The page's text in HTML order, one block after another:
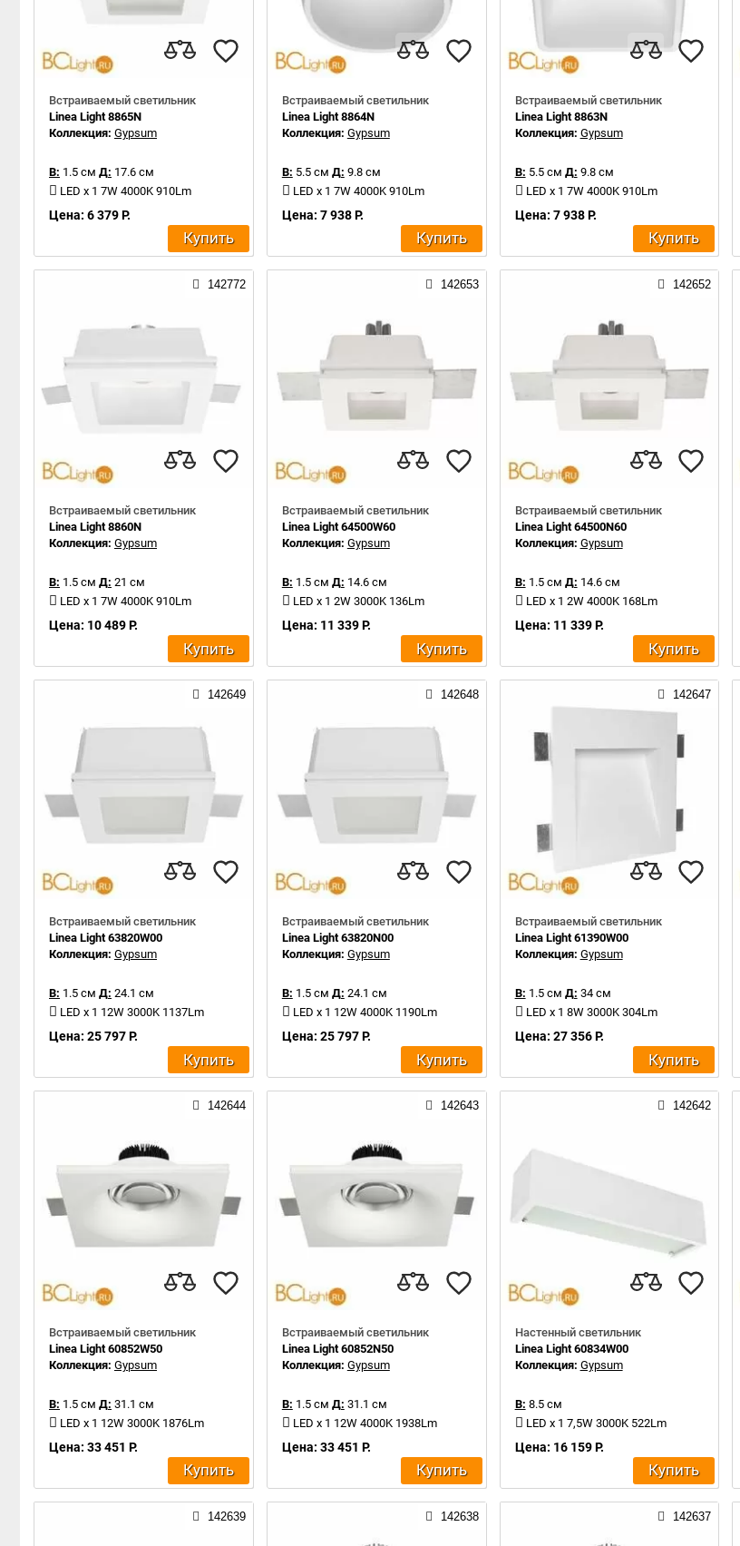
Встраиваемый светильник
Linea Light 8865N
Коллекция: Gypsum
В: 1.5 см Д: 17.6 см
LED x 1 7W 4000K 910Lm
Цена: 6 379 Р.
Купить
Встраиваемый светильник
Linea Light 8864N
Коллекция: Gypsum
В: 5.5 см Д: 9.8 см
LED x 1 7W 4000K 910Lm
Цена: 7 938 Р.
Купить
Встраиваемый светильник
Linea Light 8863N
Коллекция: Gypsum
В: 5.5 см Д: 9.8 см
LED x 1 7W 4000K 910Lm
Цена: 7 938 Р.
Купить
142772
Встраиваемый светильник
Linea Light 8860N
Коллекция: Gypsum
В: 1.5 см Д: 21 см
LED x 1 7W 4000K 910Lm
Цена: 10 489 Р.
Купить
142653
Встраиваемый светильник
Linea Light 64500W60
Коллекция: Gypsum
В: 1.5 см Д: 14.6 см
LED x 1 2W 3000K 136Lm
Цена: 11 339 Р.
Купить
142652
Встраиваемый светильник
Linea Light 64500N60
Коллекция: Gypsum
В: 1.5 см Д: 14.6 см
LED x 1 2W 4000K 168Lm
Цена: 11 339 Р.
Купить
142649
Встраиваемый светильник
Linea Light 63820W00
Коллекция: Gypsum
В: 1.5 см Д: 24.1 см
LED x 1 12W 3000K 1137Lm
Цена: 25 797 Р.
Купить
142648
Встраиваемый светильник
Linea Light 63820N00
Коллекция: Gypsum
В: 1.5 см Д: 24.1 см
LED x 1 12W 4000K 1190Lm
Цена: 25 797 Р.
Купить
142647
Встраиваемый светильник
Linea Light 61390W00
Коллекция: Gypsum
В: 1.5 см Д: 34 см
LED x 1 8W 3000K 304Lm
Цена: 27 356 Р.
Купить
142644
Встраиваемый светильник
Linea Light 60852W50
Коллекция: Gypsum
В: 1.5 см Д: 31.1 см
LED x 1 12W 3000K 1876Lm
Цена: 33 451 Р.
Купить
142643
Встраиваемый светильник
Linea Light 60852N50
Коллекция: Gypsum
В: 1.5 см Д: 31.1 см
LED x 1 12W 4000K 1938Lm
Цена: 33 451 Р.
Купить
142642
Настенный светильник
Linea Light 60834W00
Коллекция: Gypsum
В: 8.5 см
LED x 1 7,5W 3000K 522Lm
Цена: 16 159 Р.
Купить
142639 142638 142637